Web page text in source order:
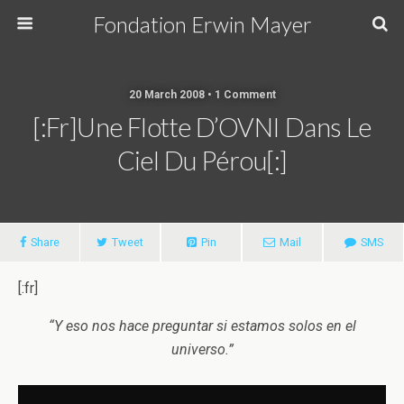
Fondation Erwin Mayer
20 March 2008 • 1 Comment
[:fr]Une Flotte D’OVNI Dans Le
Ciel Du Pérou[:]
Share Tweet Pin Mail SMS
[:fr]
“Y eso nos hace preguntar si estamos solos en el
universo.”